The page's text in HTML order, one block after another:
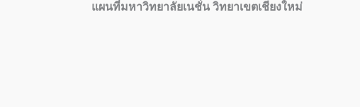
แผนที่มหาวิทยาลัยเนชั่น วิทยาเขตเชียงใหม่